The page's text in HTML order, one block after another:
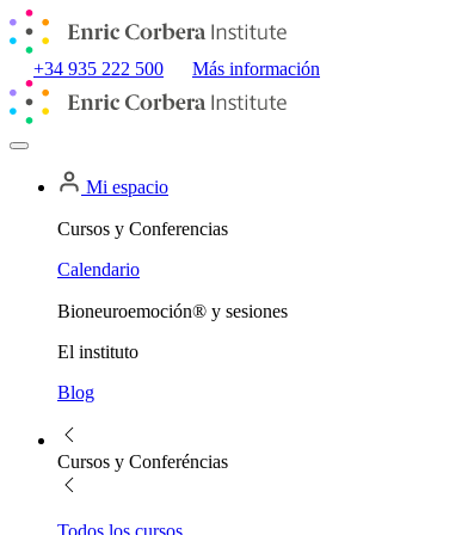
+34 935 222 500 Más información
Mi espacio
Cursos y Conferencias
Calendario
Bioneuroemoción® y sesiones
El instituto
Blog
Cursos y Conferéncias
Todos los cursos